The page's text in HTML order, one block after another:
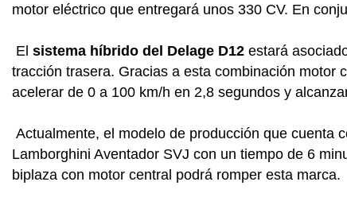
motor eléctrico que entregará unos 330 CV. En
El sistema híbrido del Delage D12 estará
tracción trasera. Gracias a esta combinación motor
acelerar de 0 a 100 km/h en 2,8 segundos y
Actualmente, el modelo de producción que cuenta
Lamborghini Aventador SVJ con un tiempo de 6
biplaza con motor central podrá romper esta marca.